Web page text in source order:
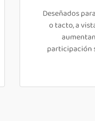
Deseñados
o tacto, a
participación